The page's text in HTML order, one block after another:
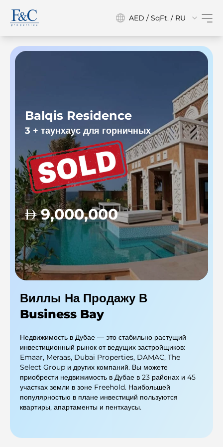
AED / SqFt. / RU
Виллы На Продажу В
Business Bay
Недвижимость в Дубае — это стабильно растущий
инвестиционный рынок от ведущих застройщиков:
Emaar, Meraas, Dubai Properties, DAMAC, The
Select Group и других компаний. Вы можете
приобрести недвижимость в Дубае в 23 районах и 45
участках земли в зоне Freehold. Наибольшей
популярностью в плане инвестиций пользуются
квартиры, апартаменты и пентхаусы.
Balqis Residence
3 + таунхаус для горничных
9,000,000